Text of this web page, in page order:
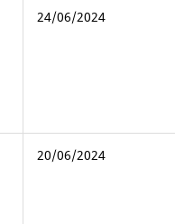
24/06/2024
20/06/2024